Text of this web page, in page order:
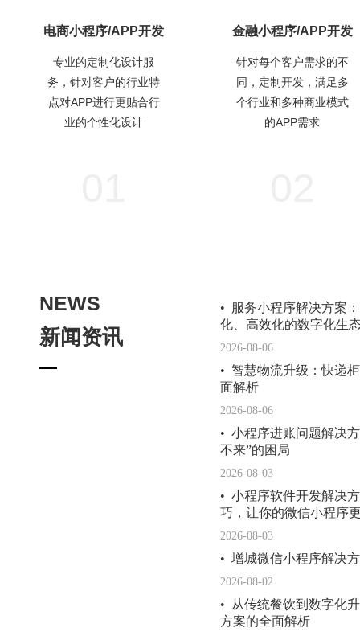
电商小程序/APP开发
专业的定制化设计服
务，针对客户的行业特
点对APP进行更贴合行
业的个性化设计
金融小程序/APP开发
针对每个客户需求的不
同，定制开发，满足多
个行业和多种商业模式
的APP需求
NEWS
新闻资讯
• 服务小程序解决方案
化、高效化的数字化生
2026-08-06
• 智慧物流升级：快递
面解析
2026-08-06
• 小程序进账问题解决
不来”的困局
2026-08-03
• 小程序软件开发解决
巧，让你的微信小程序
2026-08-03
• 增城微信小程序解决
2026-08-02
• 从传统餐饮到数字化
方案的全面解析